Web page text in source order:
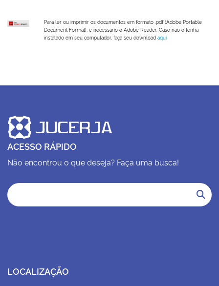
Para ler ou imprimir os documentos em formato .pdf (Adobe Portable
Document Format), é necessário o Adobe Reader. Caso não o tenha
instalado em seu computador, faça seu download aqui
ACESSO RÁPIDO
Não encontrou o que deseja? Faça uma busca!
LOCALIZAÇÃO